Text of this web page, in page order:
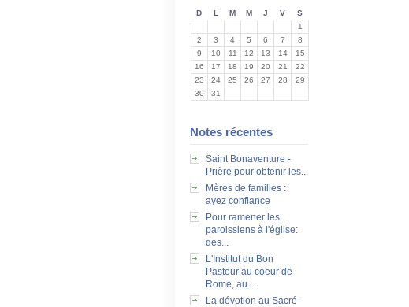
D L M M J V
S
1
2
3 4 5 6 7
8
9
10 11 12 13 14
15
16
17 18 19 20 21
22
23
24 25 26 27 28
29
30
31
Notes récentes
Saint Bonaventure -
Prière pour obtenir les...
Mères de familles :
ayez confiance
Pour ramener les
paroissiens à l'église:
des...
L'Institut du Bon
Pasteur au coeur de
Rome, au...
La dévotion au Sacré-